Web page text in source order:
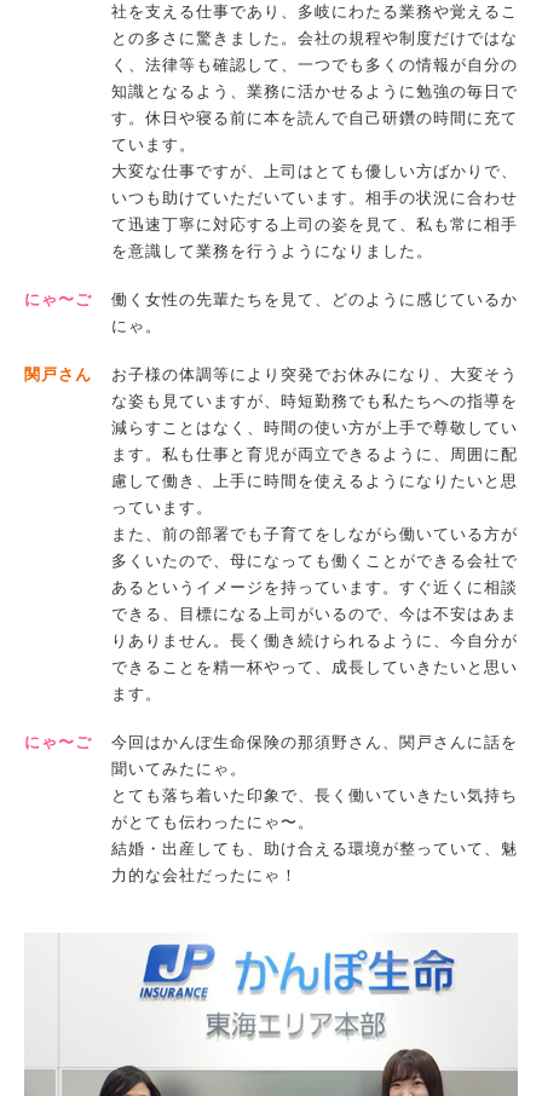
社を支える仕事であり、多岐にわたる業務や覚えるこ
との多さに驚きました。会社の規程や制度だけではな
く、法律等も確認して、一つでも多くの情報が自分の
知識となるよう、業務に活かせるように勉強の毎日で
す。休日や寝る前に本を読んで自己研鑽の時間に充て
ています。
大変な仕事ですが、上司はとても優しい方ばかりで、
いつも助けていただいています。相手の状況に合わせ
て迅速丁寧に対応する上司の姿を見て、私も常に相手
を意識して業務を行うようになりました。
にゃ〜ご
働く女性の先輩たちを見て、どのように感じているか
にゃ。
関戸さん
お子様の体調等により突発でお休みになり、大変そう
な姿も見ていますが、時短勤務でも私たちへの指導を
減らすことはなく、時間の使い方が上手で尊敬してい
ます。私も仕事と育児が両立できるように、周囲に配
慮して働き、上手に時間を使えるようになりたいと思
っています。
また、前の部署でも子育てをしながら働いている方が
多くいたので、母になっても働くことができる会社で
あるというイメージを持っています。すぐ近くに相談
できる、目標になる上司がいるので、今は不安はあま
りありません。長く働き続けられるように、今自分が
できることを精一杯やって、成長していきたいと思い
ます。
にゃ〜ご
今回はかんぽ生命保険の那須野さん、関戸さんに話を
聞いてみたにゃ。
とても落ち着いた印象で、長く働いていきたい気持ち
がとても伝わったにゃ〜。
結婚・出産しても、助け合える環境が整っていて、魅
力的な会社だったにゃ！